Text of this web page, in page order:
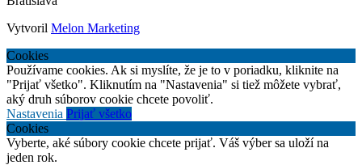
Vytvoril Melon Marketing
Cookies
Používame cookies. Ak si myslíte, že je to v poriadku, kliknite na
"Prijať všetko". Kliknutím na "Nastavenia" si tiež môžete vybrať,
aký druh súborov cookie chcete povoliť.
Nastavenia Prijať všetko
Cookies
Vyberte, aké súbory cookie chcete prijať. Váš výber sa uloží na
jeden rok.